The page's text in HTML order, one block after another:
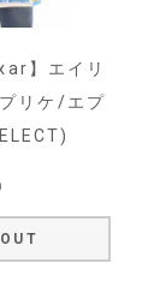
】エイリ
リケ/エプ